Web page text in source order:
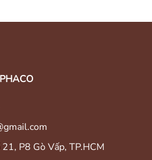
P8 Gò Vấp, TP.HCM